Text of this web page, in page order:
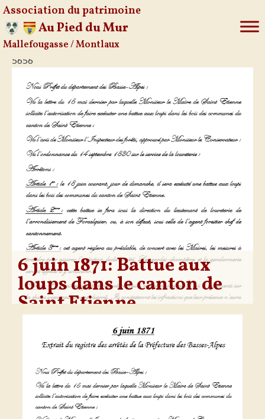
Aller
Association du patrimoine
Au Pied du Mur
Mallefougasse / Montlaux
5656
6 juin 1871: Battue aux
loups dans le canton de
Saint Etienne.